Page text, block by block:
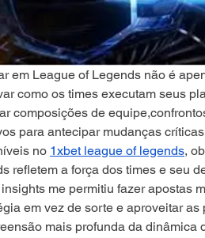
em League of Legends não é
como os times executam seus
composições de
para antecipar mudanças
no 1xbet league of legends,
refletem a força dos times e seu
me permitiu fazer apostas
em vez de sorte e aproveitar as
mais profunda da dinâmica